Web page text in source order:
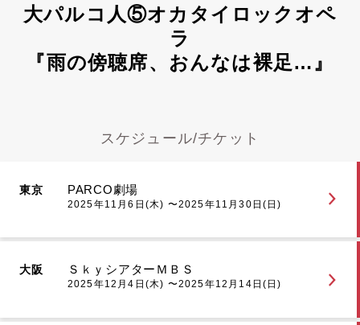
大パルコ人⑤オカタイロックオペ
ラ
『雨の傍聴席、おんなは裸足…』
スケジュール/チケット
東京 PARCO劇場
2025年11月6日(木) 〜2025年11月30日(日)
大阪 ＳｋｙシアターＭＢＳ
2025年12月4日(木) 〜2025年12月14日(日)